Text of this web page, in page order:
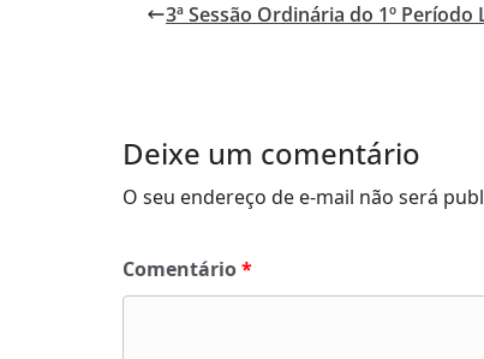
3ª Sessão Ordinária do 1º Período
Deixe um comentário
O seu endereço de e-mail não será
Comentário*